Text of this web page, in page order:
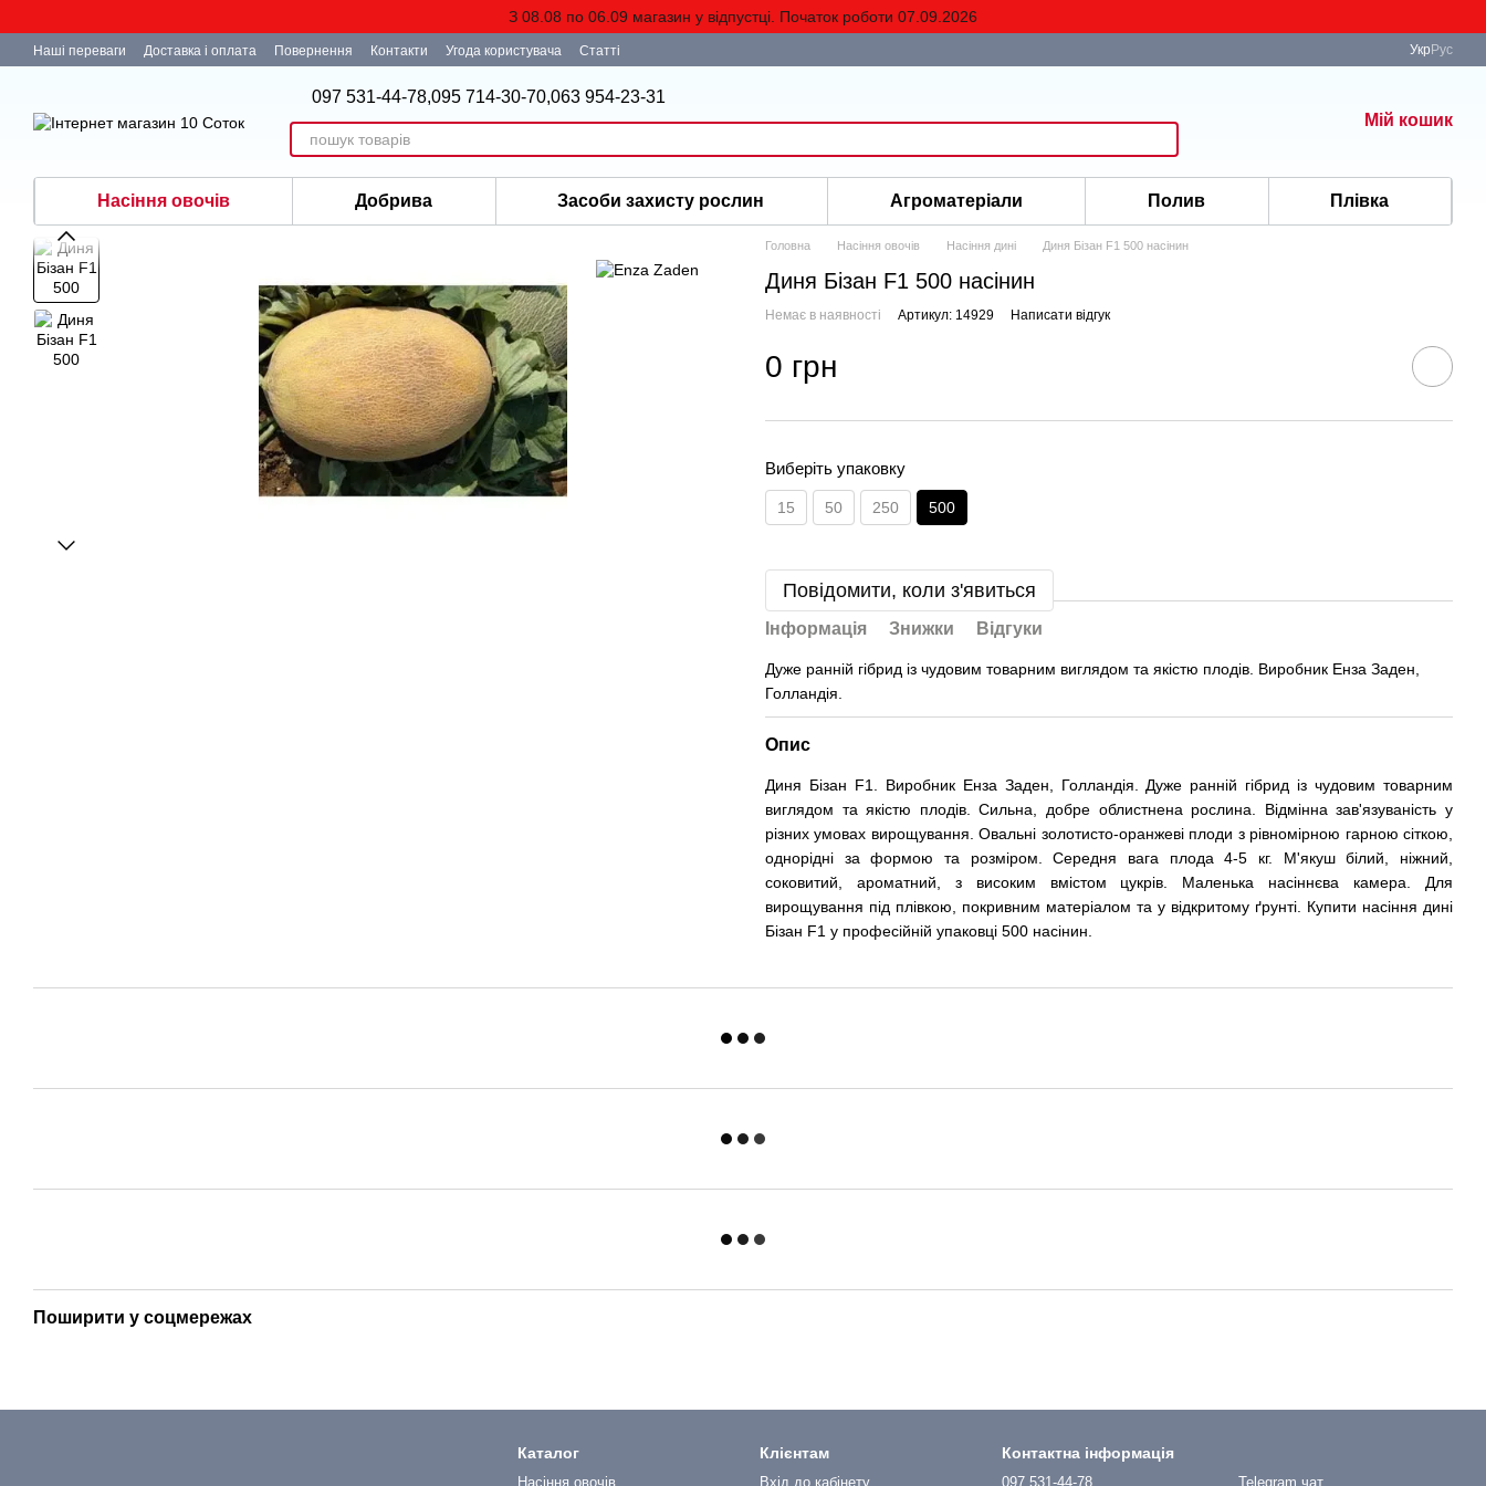
З 08.08 по 06.09 магазин у відпустці. Початок роботи 07.09.2026
Наші переваги Доставка і оплата Повернення Контакти Угода користувача Статті Укр Рус
097 531-44-78,095 714-30-70,063 954-23-31
Мій кошик
Насіння овочів Добрива Засоби захисту рослин Агроматеріали Полив Плівка
Головна Насіння овочів Насіння дині Диня Бізан F1 500 насінин
Диня Бізан F1 500 насінин
Немає в наявності Артикул: 14929 Написати відгук
0 грн
Виберіть упаковку
15 50 250 500
Повідомити, коли з'явиться
Інформація Знижки Відгуки
Дуже ранній гібрид із чудовим товарним виглядом та якістю плодів. Виробник Енза Заден,
Голландія.
Опис
Диня Бізан F1. Виробник Енза Заден, Голландія. Дуже ранній гібрид із чудовим товарним
виглядом та якістю плодів. Сильна, добре облистнена рослина. Відмінна зав'язуваність у
різних умовах вирощування. Овальні золотисто-оранжеві плоди з рівномірною гарною сіткою,
однорідні за формою та розміром. Середня вага плода 4-5 кг. М'якуш білий, ніжний,
соковитий, ароматний, з високим вмістом цукрів. Маленька насіннєва камера. Для
вирощування під плівкою, покривним матеріалом та у відкритому ґрунті. Купити насіння дині
Бізан F1 у професійній упаковці 500 насінин.
Поширити у соцмережах
Каталог
Насіння овочів
Клієнтам
Вхід до кабінету
Контактна інформація
097 531-44-78 Telegram чат